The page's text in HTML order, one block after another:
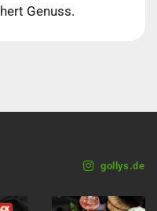
Genuss.
gollys.de